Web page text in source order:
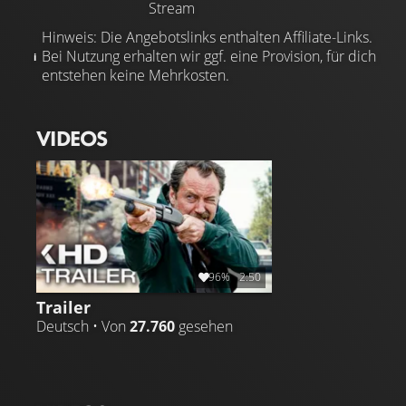
Stream
Hinweis: Die Angebotslinks enthalten Affiliate-Links.
Bei Nutzung erhalten wir ggf. eine Provision, für dich
entstehen keine Mehrkosten.
VIDEOS
96% 2:50
Trailer
Deutsch • Von 27.760 gesehen